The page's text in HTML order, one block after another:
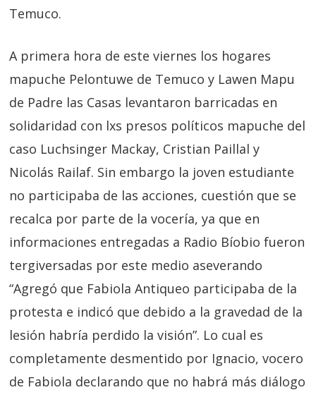
Temuco.
A primera hora de este viernes los hogares
mapuche Pelontuwe de Temuco y Lawen Mapu
de Padre las Casas levantaron barricadas en
solidaridad con lxs presos políticos mapuche del
caso Luchsinger Mackay, Cristian Paillal y
Nicolás Railaf. Sin embargo la joven estudiante
no participaba de las acciones, cuestión que se
recalca por parte de la vocería, ya que en
informaciones entregadas a Radio Bíobio fueron
tergiversadas por este medio aseverando
“Agregó que Fabiola Antiqueo participaba de la
protesta e indicó que debido a la gravedad de la
lesión habría perdido la visión”. Lo cual es
completamente desmentido por Ignacio, vocero
de Fabiola declarando que no habrá más diálogo